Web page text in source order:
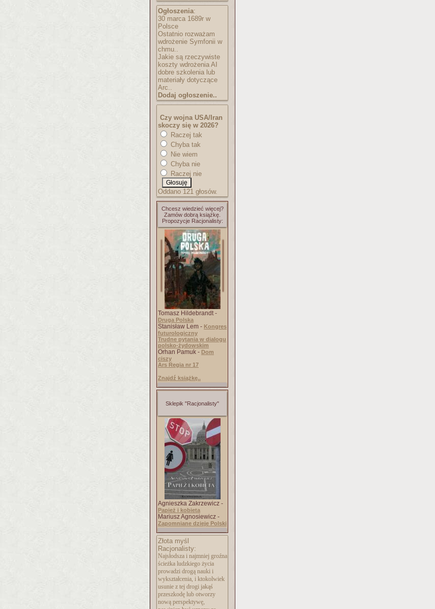
Ogłoszenia:
30 marca 1689r w
Polsce
Ostatnio rozważam
wdrożenie Symfonii w
chmu..
Jakie są rzeczywiste
koszty wdrożenia AI
dobre szkolenia lub
materiały dotyczące
Arc..
Dodaj ogłoszenie..
Czy wojna USA/Iran
skoczy się w 2026?
Raczej tak
Chyba tak
Nie wiem
Chyba nie
Raczej nie
Oddano 121 głosów.
Chcesz wiedzieć więcej?
Zamów dobrą książkę.
Propozycje Racjonalisty:
Tomasz Hildebrandt -
Druga Polska
Stanisław Lem - Kongres
futurologiczny
Trudne pytania w dialogu
polsko-żydowskim
Orhan Pamuk - Dom
ciszy
Ars Regia nr 17
Znajdź książkę..
Sklepik "Racjonalisty"
Agnieszka Zakrzewicz -
Papież i kobieta
Mariusz Agnosiewicz -
Zapomniane dzieje Polski
Złota myśl
Racjonalisty:
Najsłodsza i najmniej groźna
ścieżka ludzkiego życia
prowadzi drogą nauki i
wykształcenia, i ktokolwiek
usunie z tej drogi jakąś
przeszkodę lub otworzy
nową perspektywę,